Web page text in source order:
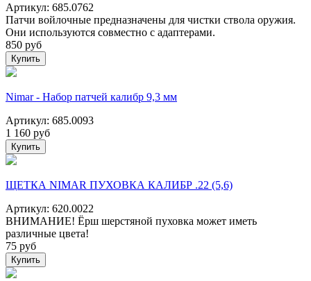
Артикул: 685.0762
Патчи войлочные предназначены для чистки ствола оружия.
Они используются совместно с адаптерами.
850 руб
Купить
Nimar - Набор патчей калибр 9,3 мм
Артикул: 685.0093
1 160 руб
Купить
ЩЕТКА NIMAR ПУХОВКА КАЛИБР .22 (5,6)
Артикул: 620.0022
ВНИМАНИЕ! Ёрш шерстяной пуховка может иметь
различные цвета!
75 руб
Купить